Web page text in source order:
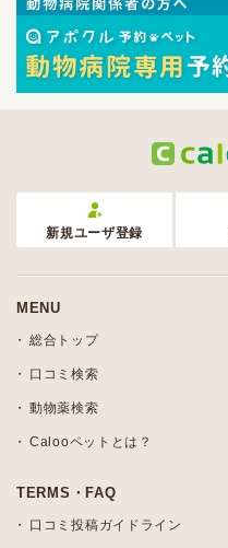
新規ユーザ登録
MENU
総合トップ
口コミ検索
動物薬検索
Calooペットとは？
TERMS・FAQ
口コミ投稿ガイドライン